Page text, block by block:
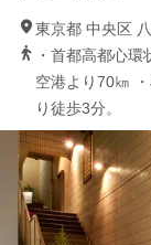
東京都 中央区
・首都高都心
空港より70㎞
り徒歩3分。